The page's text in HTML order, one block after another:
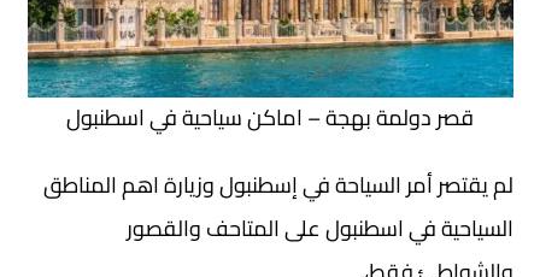
قصر دولمة بهجة – اماكن سياحية في اسطنبول
لم يقتصر أمر السياحة في إسطنبول وزيارة اهم المناطق
السياحية في اسطنبول على المتاحف والقصور